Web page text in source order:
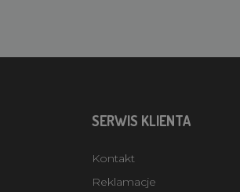
SERWIS KLIENTA
Kontakt
Reklamacje